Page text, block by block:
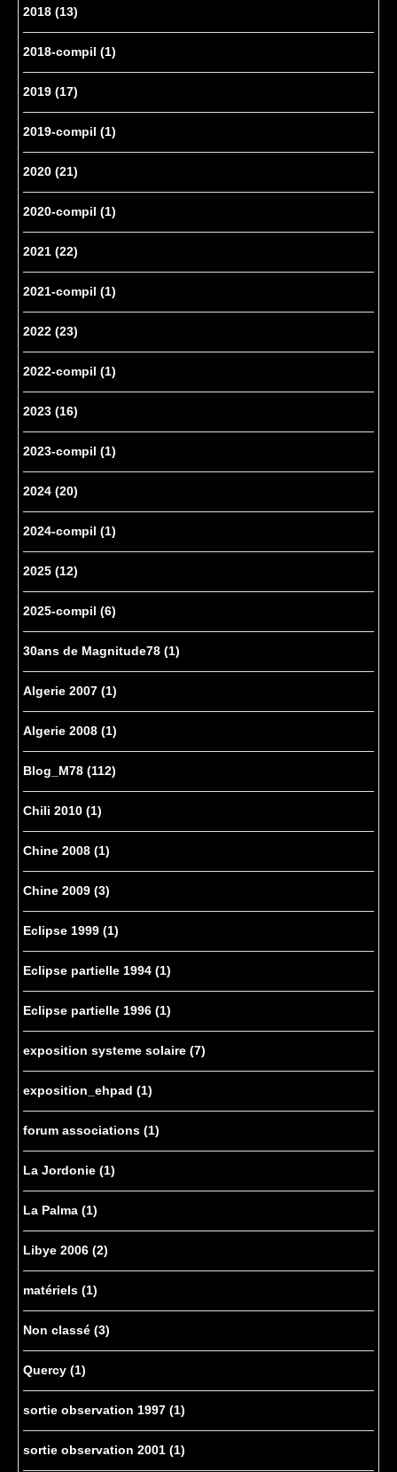
2018 (13)
2018-compil (1)
2019 (17)
2019-compil (1)
2020 (21)
2020-compil (1)
2021 (22)
2021-compil (1)
2022 (23)
2022-compil (1)
2023 (16)
2023-compil (1)
2024 (20)
2024-compil (1)
2025 (12)
2025-compil (6)
30ans de Magnitude78 (1)
Algerie 2007 (1)
Algerie 2008 (1)
Blog_M78 (112)
Chili 2010 (1)
Chine 2008 (1)
Chine 2009 (3)
Eclipse 1999 (1)
Eclipse partielle 1994 (1)
Eclipse partielle 1996 (1)
exposition systeme solaire (7)
exposition_ehpad (1)
forum associations (1)
La Jordonie (1)
La Palma (1)
Libye 2006 (2)
matériels (1)
Non classé (3)
Quercy (1)
sortie observation 1997 (1)
sortie observation 2001 (1)